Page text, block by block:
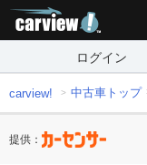
ログイン
carview! 中古車トップ
提供：